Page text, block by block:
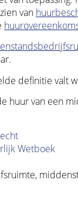
van
definitie valt
huur van een
Wetboek